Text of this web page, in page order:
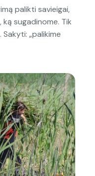
palikti savieigai,
sugadinome. Tik
„palikime